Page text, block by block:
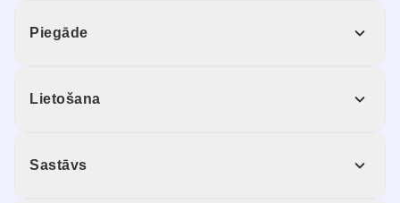
Piegāde
Lietošana
Sastāvs